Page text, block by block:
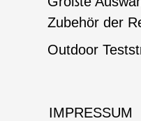
Zubehör der
Outdoor
IMPRESSUM